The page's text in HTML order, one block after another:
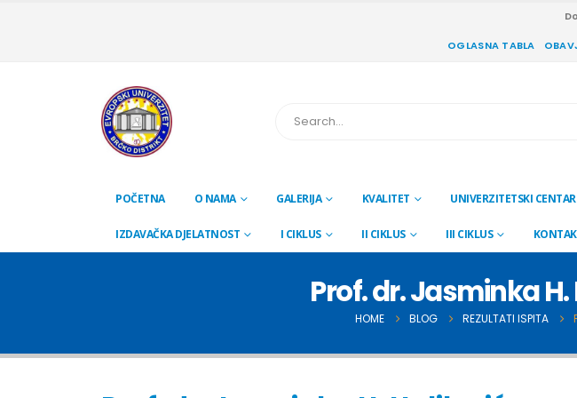
OGLASNA TABLA
POČETNA O NAMA GALERIJA KVALITET UNIVERZITETSKI
IZDAVAČKA DJELATNOST I CIKLUS II CIKLUS III CIKLUS
Prof. dr. Jasminka
HOME BLOG REZULTATI ISPITA